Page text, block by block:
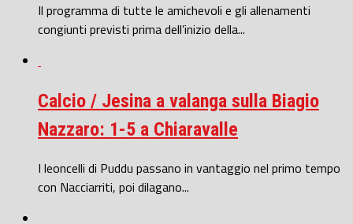
Il programma di tutte le amichevoli e gli allenamenti
congiunti previsti prima dell’inizio della...
Calcio / Jesina a valanga sulla Biagio
Nazzaro: 1-5 a Chiaravalle
I leoncelli di Puddu passano in vantaggio nel primo tempo
con Nacciarriti, poi dilagano...